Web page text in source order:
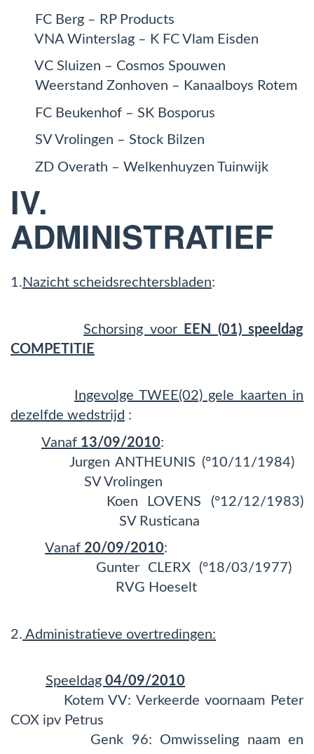
FC Berg – RP Products
VNA Winterslag – K FC Vlam Eisden
VC Sluizen – Cosmos Spouwen
Weerstand Zonhoven – Kanaalboys Rotem
FC Beukenhof – SK Bosporus
SV Vrolingen – Stock Bilzen
ZD Overath – Welkenhuyzen Tuinwijk
IV.
ADMINISTRATIEF
1. Nazicht scheidsrechtersbladen:
Schorsing voor
EEN (01) speeldag
COMPETITIE
Ingevolge TWEE(02) gele kaarten in
dezelfde wedstrijd :
Vanaf 13/09/2010:
Jurgen ANTHEUNIS (°10/11/1984)
SV Vrolingen
Koen LOVENS (°12/12/1983)
SV Rusticana
Vanaf 20/09/2010:
Gunter CLERX (°18/03/1977)
RVG Hoeselt
2. Administratieve overtredingen:
Speeldag 04/09/2010
Kotem VV: Verkeerde voornaam Peter
COX ipv Petrus
Genk 96: Omwisseling naam en